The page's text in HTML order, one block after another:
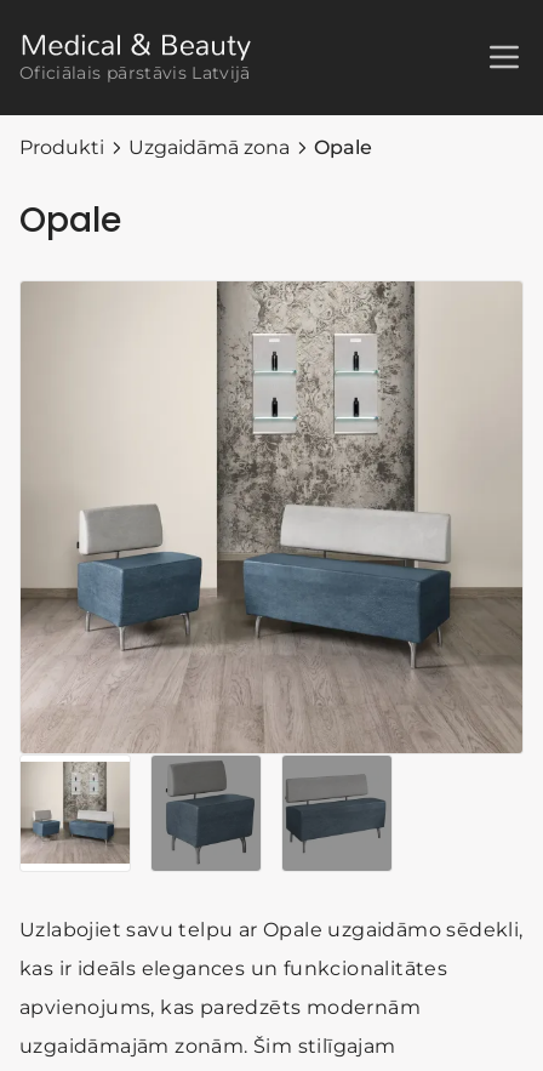
Oficiālais pārstāvis Latvijā
Produkti Uzgaidāmā zona Opale
Opale
Uzlabojiet savu telpu ar Opale uzgaidāmo sēdekli,
kas ir ideāls elegances un funkcionalitātes
apvienojums, kas paredzēts modernām
uzgaidāmajām zonām. Šim stilīgajam